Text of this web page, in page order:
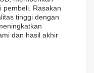
pembeli. Rasakan
tinggi dengan
dan hasil akhir